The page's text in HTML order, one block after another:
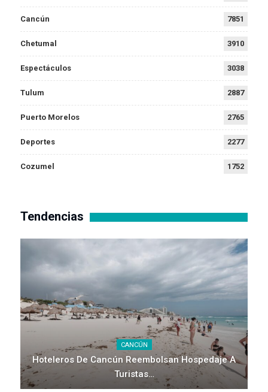
Cancún 7851
Chetumal 3910
Espectáculos 3038
Tulum 2887
Puerto Morelos 2765
Deportes 2277
Cozumel 1752
Tendencias
CANCÚN
Hoteleros De Cancún Reembolsan Hospedaje A
Turistas…